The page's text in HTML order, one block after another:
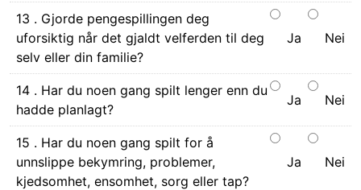
13 . Gjorde pengespillingen deg
uforsiktig når det gjaldt velferden til deg
selv eller din familie?
Ja Nei
14 . Har du noen gang spilt lenger enn du
hadde planlagt?
Ja Nei
15 . Har du noen gang spilt for å
unnslippe bekymring, problemer,
kjedsomhet, ensomhet, sorg eller tap?
Ja Nei